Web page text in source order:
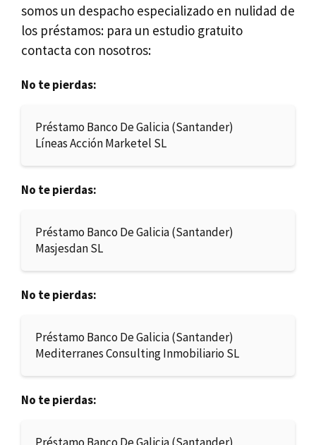
somos un despacho especializado en nulidad de
los préstamos: para un estudio gratuito
contacta con nosotros:
No te pierdas:
Préstamo Banco De Galicia (Santander)
Líneas Acción Marketel SL
No te pierdas:
Préstamo Banco De Galicia (Santander)
Masjesdan SL
No te pierdas:
Préstamo Banco De Galicia (Santander)
Mediterranes Consulting Inmobiliario SL
No te pierdas: